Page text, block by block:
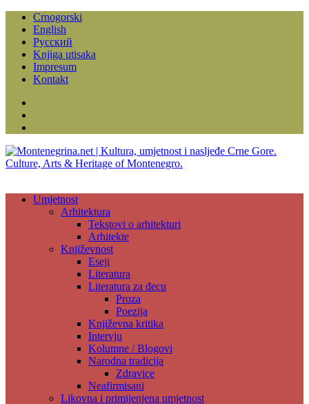
Crnogorski
English
Русский
Knjiga utisaka
Impresum
Kontakt
Umjetnost
Arhitektura
Tekstovi o arhitekturi
Arhitekte
Književnost
Eseji
Literatura
Literatura za đecu
Proza
Poezija
Književna kritika
Intervju
Kolumne / Blogovi
Narodna tradicija
Zdravice
Neafirmisani
Likovna i primijenjena umjetnost